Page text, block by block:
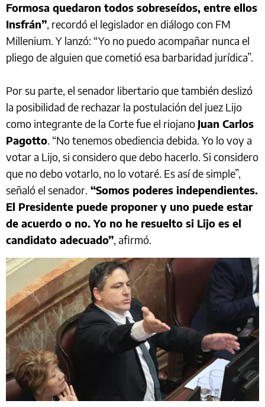
Formosa quedaron todos sobreseídos, entre ellos
Insfrán”, recordó el legislador en diálogo con FM
Millenium. Y lanzó: “Yo no puedo acompañar nunca el
pliego de alguien que cometió esa barbaridad jurídica”.
Por su parte, el senador libertario que también deslizó
la posibilidad de rechazar la postulación del juez Lijo
como integrante de la Corte fue el riojano Juan Carlos
Pagotto. “No tenemos obediencia debida. Yo lo voy a
votar a Lijo, si considero que debo hacerlo. Si considero
que no debo votarlo, no lo votaré. Es así de simple”,
señaló el senador. “Somos poderes independientes.
El Presidente puede proponer y uno puede estar
de acuerdo o no. Yo no he resuelto si Lijo es el
candidato adecuado”, afirmó.